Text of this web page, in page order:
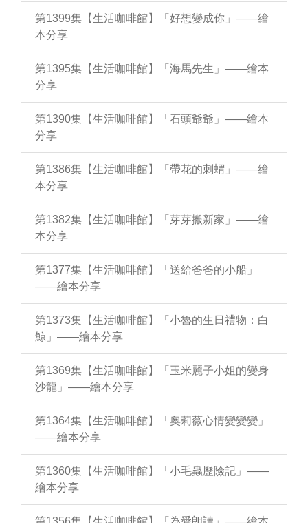
第1399集【生活咖啡館】「好想變成你」——繪
本分享
第1395集【生活咖啡館】「海馬先生」——繪本
分享
第1390集【生活咖啡館】「石頭爺爺」——繪本
分享
第1386集【生活咖啡館】「帶花的刺蝟」——繪
本分享
第1382集【生活咖啡館】「芽芽搬新家」——繪
本分享
第1377集【生活咖啡館】「送給爸爸的小船」
——繪本分享
第1373集【生活咖啡館】「小魯的生日禮物：白
鯨」——繪本分享
第1369集【生活咖啡館】「玉米麗子小姐的變身
沙龍」——繪本分享
第1364集【生活咖啡館】「奧莉薇心情變變變」
——繪本分享
第1360集【生活咖啡館】「小毛蟲歷險記」——
繪本分享